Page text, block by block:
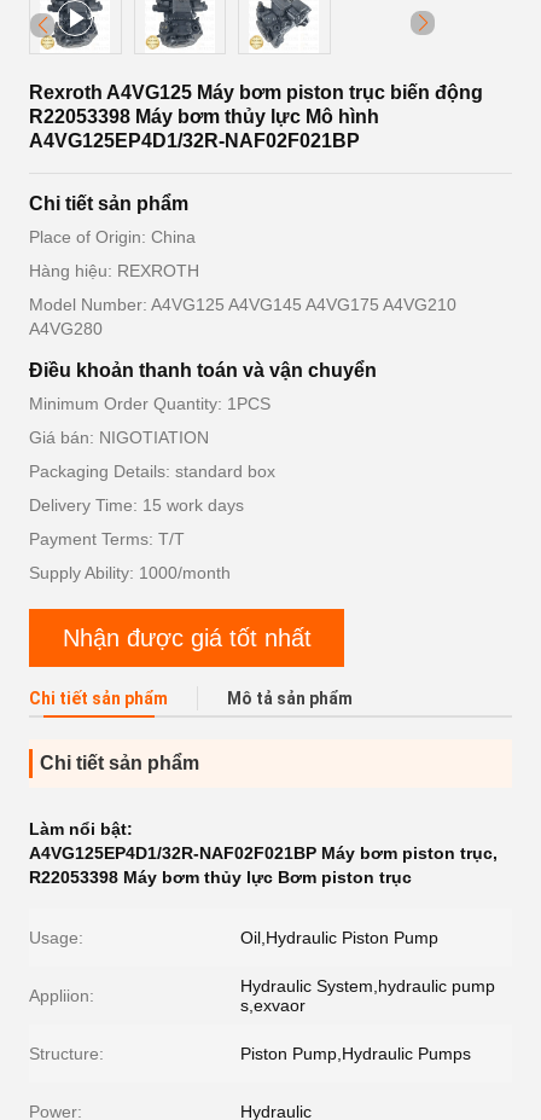
Rexroth A4VG125 Máy bơm piston trục biến động
R22053398 Máy bơm thủy lực Mô hình
A4VG125EP4D1/32R-NAF02F021BP
Chi tiết sản phẩm
Place of Origin: China
Hàng hiệu: REXROTH
Model Number: A4VG125 A4VG145 A4VG175 A4VG210
A4VG280
Điều khoản thanh toán và vận chuyển
Minimum Order Quantity: 1PCS
Giá bán: NIGOTIATION
Packaging Details: standard box
Delivery Time: 15 work days
Payment Terms: T/T
Supply Ability: 1000/month
Nhận được giá tốt nhất
Chi tiết sản phẩm Mô tả sản phẩm
Chi tiết sản phẩm
Làm nổi bật:
A4VG125EP4D1/32R-NAF02F021BP Máy bơm piston trục,
R22053398 Máy bơm thủy lực Bơm piston trục
Usage: Oil,Hydraulic Piston Pump
Appliion:
Hydraulic System,hydraulic pump
s,exvaor
Structure: Piston Pump,Hydraulic Pumps
Power: Hydraulic